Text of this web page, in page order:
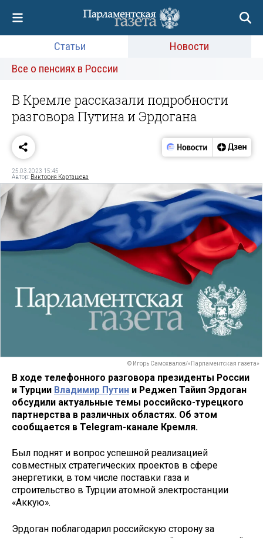
Статьи
Новости
Все о пенсиях в России
В Кремле рассказали подробности
разговора Путина и Эрдогана
25.03.2023 15:45
Автор: Виктория Карташева
© Игорь Самохвалов/«Парламентская газета»
В ходе телефонного разговора президенты России
и Турции Владимир Путин и Реджеп Тайип Эрдоган
обсудили актуальные темы российско-турецкого
партнерства в различных областях. Об этом
сообщается в Telegram-канале Кремля.
Был поднят и вопрос успешной реализацией
совместных стратегических проектов в сфере
энергетики, в том числе поставки газа и
строительство в Турции атомной электростанции
«Аккую».
Эрдоган поблагодарил российскую сторону за